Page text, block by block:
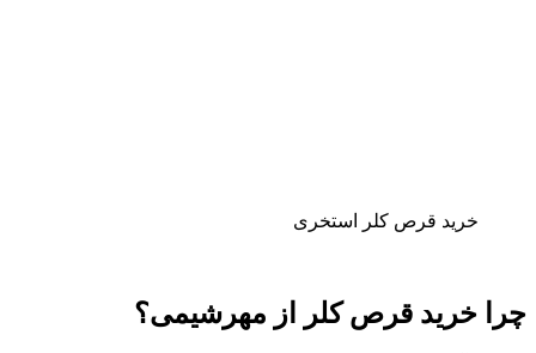
خرید قرص کلر استخری
چرا خرید قرص کلر از مهرشیمی؟